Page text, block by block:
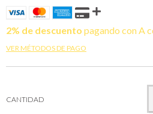
2% de descuento pagando con A
VER MÉTODOS DE PAGO
CANTIDAD